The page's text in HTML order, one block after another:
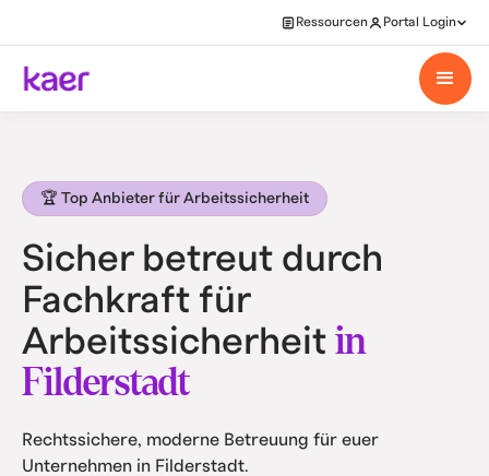
Ressourcen Portal Login
🏆 Top Anbieter für Arbeitssicherheit
Sicher betreut durch
Fachkraft für
Arbeitssicherheit in
Filderstadt
Rechtssichere, moderne Betreuung für euer
Unternehmen in Filderstadt.